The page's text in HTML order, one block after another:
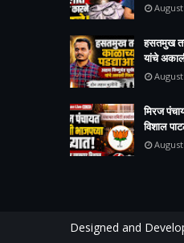
हसतमुख
यांचे
मिरज
विशाल
Designed and